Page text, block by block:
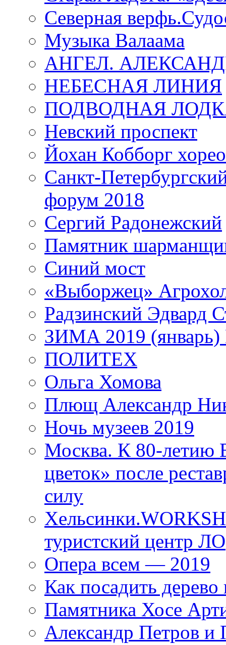
Северная
Музыка Валаама
АНГЕЛ.
НЕБЕСНАЯ ЛИНИЯ
ПОДВОДНАЯ
Невский проспект
Йохан Кобборг
Санкт-
форум 2018
Сергий Радонежский
Памятник
Синий мост
«Выборжец»
Радзинский Эдвард
ЗИМА 2019 (январь)
ПОЛИТЕХ
Ольга Хомова
Плющ Александр
Ночь музеев 2019
Москва. К 80-
цветок» после
силу
туристский центр ЛО
Опера всем — 2019
Как посадить дерево
Памятника Хосе
Александр Петров и